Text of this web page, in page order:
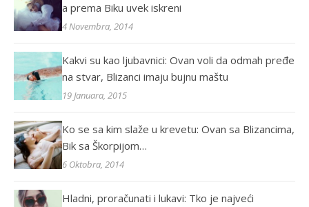
a prema Biku uvek iskreni
4 Novembra, 2014
Kakvi su kao ljubavnici: Ovan voli da odmah pređe
na stvar, Blizanci imaju bujnu maštu
19 Januara, 2015
Ko se sa kim slaže u krevetu: Ovan sa Blizancima,
Bik sa Škorpijom…
6 Oktobra, 2014
Hladni, proračunati i lukavi: Tko je najveći